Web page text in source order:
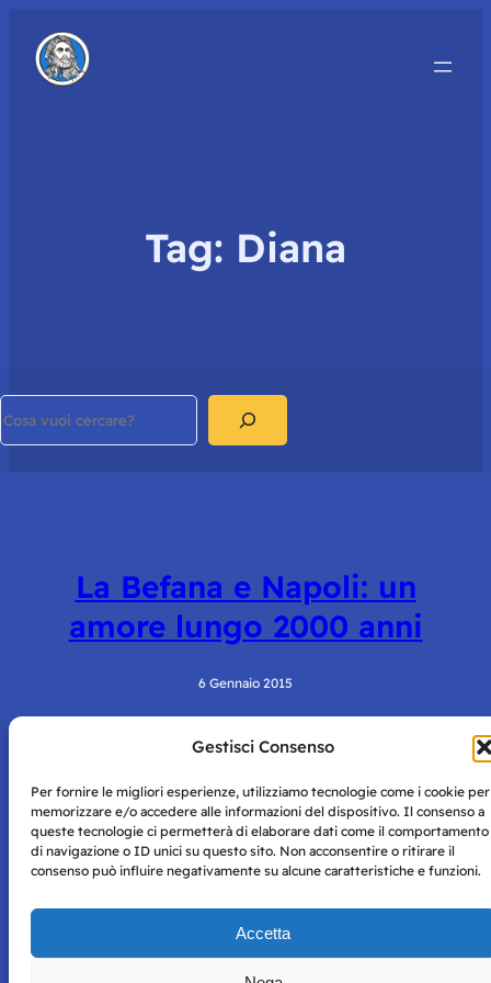
Gestisci Consenso
Per fornire le migliori esperienze, utilizziamo tecnologie come i cookie per
memorizzare e/o accedere alle informazioni del dispositivo. Il consenso a
queste tecnologie ci permetterà di elaborare dati come il comportamento
di navigazione o ID unici su questo sito. Non acconsentire o ritirare il
consenso può influire negativamente su alcune caratteristiche e funzioni.
Accetta
Tag: Diana
La Befana e Napoli: un
amore lungo 2000 anni
6 Gennaio 2015
Napoli con autorizzazione numero 38 del 25/9/2019.
Tutte le immagini e i contenuti su questo sito sono forniti